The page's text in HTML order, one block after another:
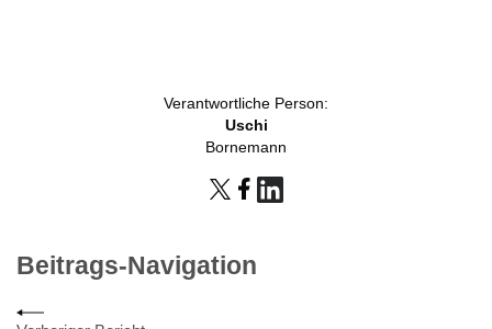
Verantwortliche Person:
Uschi
Bornemann
Beitrags-Navigation